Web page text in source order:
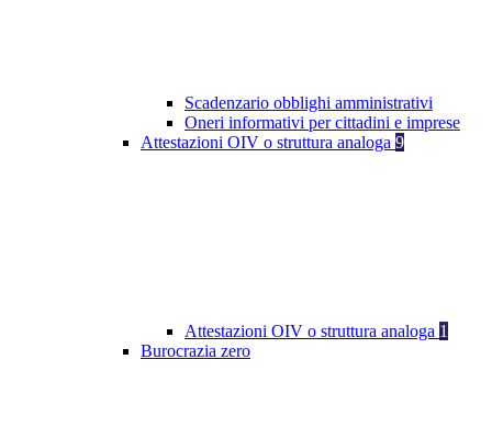
Scadenzario obblighi amministrativi
Oneri informativi per cittadini e imprese
Attestazioni OIV o struttura analoga 9
Attestazioni OIV o struttura analoga 1
Burocrazia zero